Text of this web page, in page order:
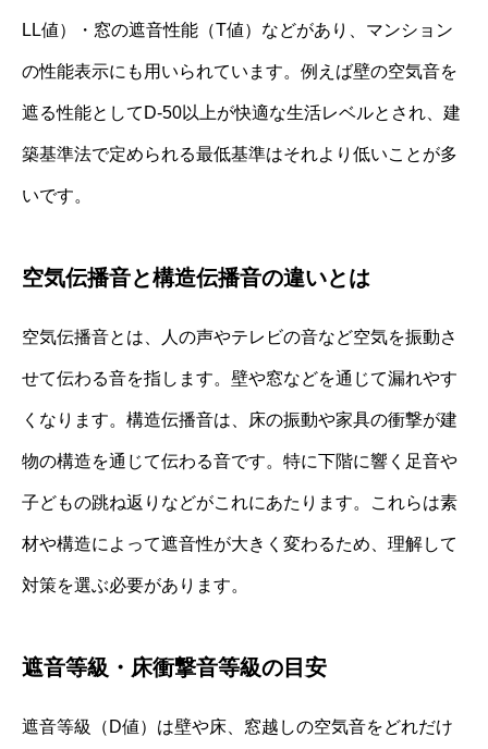
LL値）・窓の遮音性能（T値）などがあり、マンション
の性能表示にも用いられています。例えば壁の空気音を
遮る性能としてD-50以上が快適な生活レベルとされ、建
築基準法で定められる最低基準はそれより低いことが多
いです。
空気伝播音と構造伝播音の違いとは
空気伝播音とは、人の声やテレビの音など空気を振動さ
せて伝わる音を指します。壁や窓などを通じて漏れやす
くなります。構造伝播音は、床の振動や家具の衝撃が建
物の構造を通じて伝わる音です。特に下階に響く足音や
子どもの跳ね返りなどがこれにあたります。これらは素
材や構造によって遮音性が大きく変わるため、理解して
対策を選ぶ必要があります。
遮音等級・床衝撃音等級の目安
遮音等級（D値）は壁や床、窓越しの空気音をどれだけ